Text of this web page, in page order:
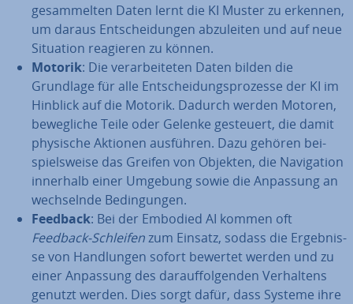
ge­sam­mel­ten Daten lernt die KI Muster zu erkennen,
um daraus Ent­schei­dun­gen ab­zu­lei­ten und auf neue
Situation reagieren zu können.
Motorik: Die ver­ar­bei­te­ten Daten bilden die
Grundlage für alle Ent­schei­dungs­pro­zes­se der KI im
Hinblick auf die Motorik. Dadurch werden Motoren,
be­weg­li­che Teile oder Gelenke gesteuert, die damit
physische Aktionen ausführen. Dazu gehören bei­
spiels­wei­se das Greifen von Objekten, die Na­vi­ga­ti­on
innerhalb einer Umgebung sowie die Anpassung an
wech­seln­de Be­din­gun­gen.
Feedback: Bei der Embodied AI kommen oft
Feedback-Schleifenzum Einsatz, sodass die Er­geb­nis­
se von Hand­lun­gen sofort bewertet werden und zu
einer Anpassung des dar­auf­fol­gen­den Ver­hal­tens
genutzt werden. Dies sorgt dafür, dass Systeme ihre